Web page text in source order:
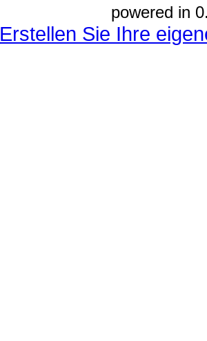
powered in
Erstellen Sie Ihre